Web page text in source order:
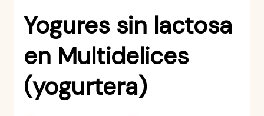
Yogures sin lactosa
en Multidelices
(yogurtera)